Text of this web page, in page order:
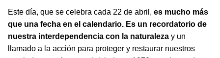
Este día, que se celebra cada 22 de abril, es mucho más
que una fecha en el calendario. Es un recordatorio de
nuestra interdependencia con la naturaleza y un
llamado a la acción para proteger y restaurar nuestros